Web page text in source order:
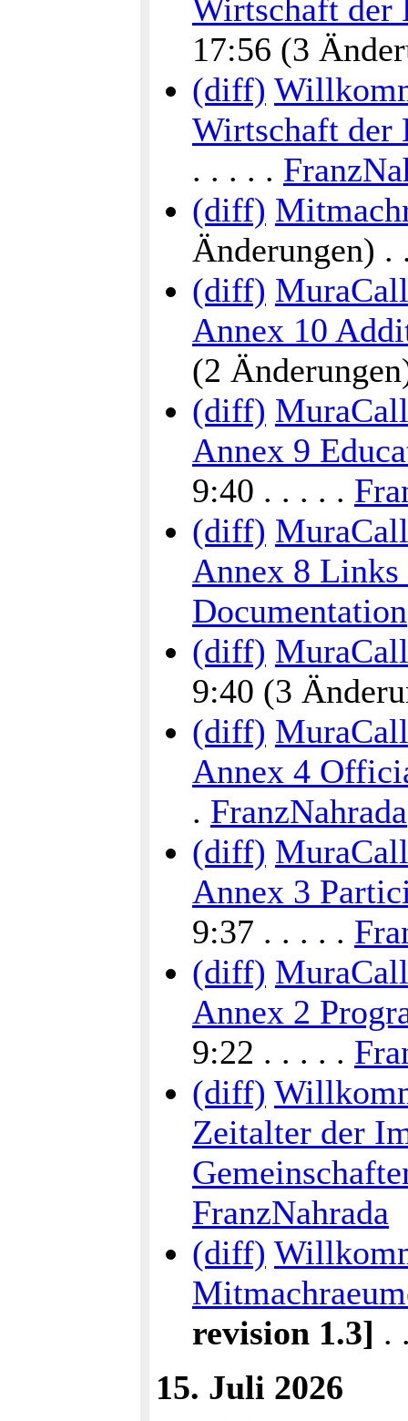
Wirtschaft der
17:56 (3
(diff)
Wirtschaft der
. . . . .
(diff)
Änderungen)
(diff)
Annex 10
(2
(diff)
Annex 9
9:40 . . . . .
(diff)
Annex 8 Links
Documentation
(diff)
9:40 (3
(diff)
Annex 4
. FranzNahrada
(diff)
Annex 3
9:37 . . . . .
(diff)
Annex 2
9:22 . . . . .
(diff)
Zeitalter der
FranzNahrada
(diff)
revision 1.3] .
15. Juli 2026